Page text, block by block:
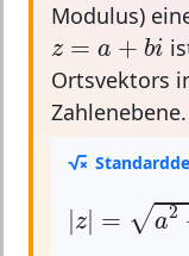
Modulus)
z = a + bi
z =a +b i
Ortsvektors
Zahlenebene.
|z| = √a2
|=a